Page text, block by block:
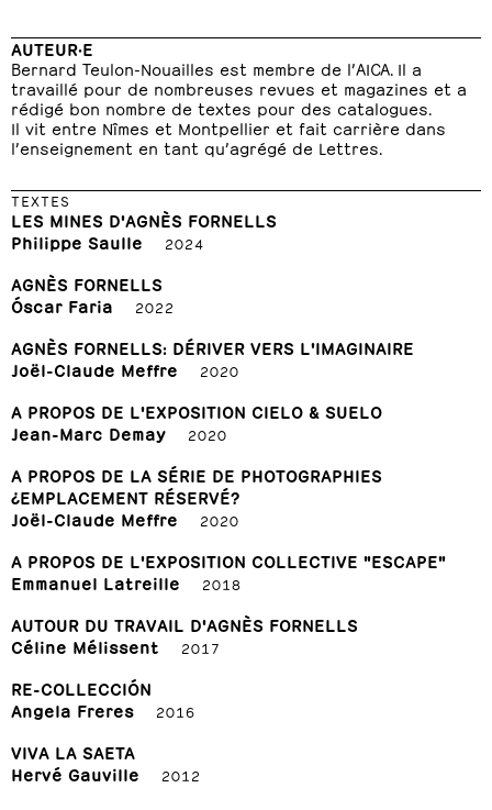
AUTEUR·E
Bernard Teulon-Nouailles est membre de l’AICA. Il a
travaillé pour de nombreuses revues et magazines et a
rédigé bon nombre de textes pour des catalogues.
Il vit entre Nîmes et Montpellier et fait carrière dans
l’enseignement en tant qu’agrégé de Lettres.
TEXTES
LES MINES D'AGNÈS FORNELLS
Philippe Saulle
2024
AGNÈS FORNELLS
Óscar Faria
2022
AGNÈS FORNELLS: DÉRIVER VERS L'IMAGINAIRE
Joël-Claude Meffre
2020
A PROPOS DE L'EXPOSITION CIELO & SUELO
Jean-Marc Demay
2020
A PROPOS DE LA SÉRIE DE PHOTOGRAPHIES
¿EMPLACEMENT RÉSERVÉ?
Joël-Claude Meffre
2020
A PROPOS DE L'EXPOSITION COLLECTIVE "ESCAPE"
Emmanuel Latreille
2018
AUTOUR DU TRAVAIL D'AGNÈS FORNELLS
Céline Mélissent
2017
RE-COLLECCIÓN
Angela Freres
2016
VIVA LA SAETA
Hervé Gauville
2012